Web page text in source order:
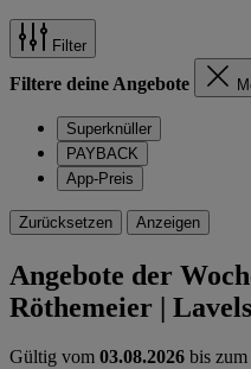
Filter
Filtere deine Angebote
Superknüller
PAYBACK
App-Preis
Zurücksetzen Anzeigen
Angebote der
Röthemeier |
Gültig vom 03.08.2026 bis zum